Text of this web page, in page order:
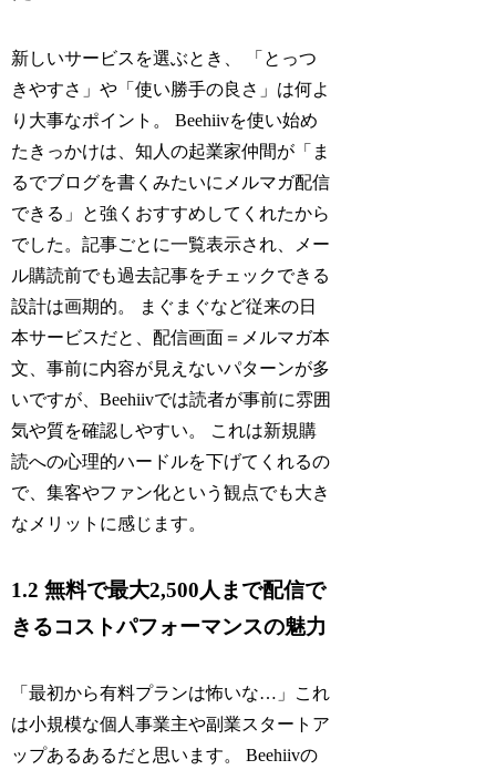
新しいサービスを選ぶとき、 「とっつ
きやすさ」や「使い勝手の良さ」は何よ
り大事なポイント。 Beehiivを使い始め
たきっかけは、知人の起業家仲間が「ま
るでブログを書くみたいにメルマガ配信
できる」と強くおすすめしてくれたから
でした。記事ごとに一覧表示され、メー
ル購読前でも過去記事をチェックできる
設計は画期的。 まぐまぐなど従来の日
本サービスだと、配信画面＝メルマガ本
文、事前に内容が見えないパターンが多
いですが、Beehiivでは読者が事前に雰囲
気や質を確認しやすい。 これは新規購
読への心理的ハードルを下げてくれるの
で、集客やファン化という観点でも大き
なメリットに感じます。
1.2 無料で最大2,500人まで配信で
きるコストパフォーマンスの魅力
「最初から有料プランは怖いな…」これ
は小規模な個人事業主や副業スタートア
ップあるあるだと思います。 Beehiivの